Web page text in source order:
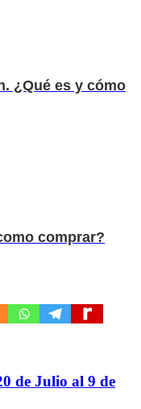
¿Qué es y cómo
comprar?
de Julio al 9 de